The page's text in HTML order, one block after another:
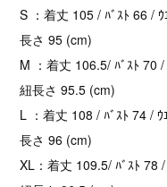
S ：着丈 105 / ﾊﾞｽﾄ 66 /
長さ 95 (cm)
M ：着丈 106.5/ ﾊﾞｽﾄ 70
紐長さ 95.5 (cm)
L ：着丈 108 / ﾊﾞｽﾄ 74 /
長さ 96 (cm)
XL：着丈 109.5/ ﾊﾞｽﾄ 78